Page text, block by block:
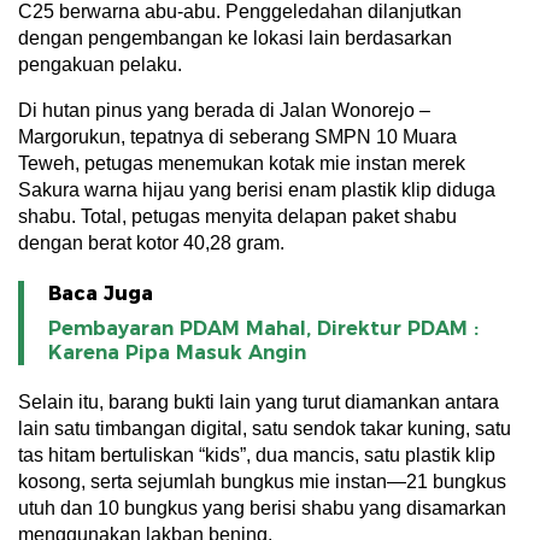
C25 berwarna abu-abu. Penggeledahan dilanjutkan
dengan pengembangan ke lokasi lain berdasarkan
pengakuan pelaku.
Di hutan pinus yang berada di Jalan Wonorejo –
Margorukun, tepatnya di seberang SMPN 10 Muara
Teweh, petugas menemukan kotak mie instan merek
Sakura warna hijau yang berisi enam plastik klip diduga
shabu. Total, petugas menyita delapan paket shabu
dengan berat kotor 40,28 gram.
Baca Juga
Pembayaran PDAM Mahal, Direktur PDAM :
Karena Pipa Masuk Angin
Selain itu, barang bukti lain yang turut diamankan antara
lain satu timbangan digital, satu sendok takar kuning, satu
tas hitam bertuliskan “kids”, dua mancis, satu plastik klip
kosong, serta sejumlah bungkus mie instan—21 bungkus
utuh dan 10 bungkus yang berisi shabu yang disamarkan
menggunakan lakban bening.